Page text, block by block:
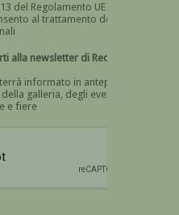
del Regolamento UE n.
dei
Devi dare il consenso
newsletter di Recta
informato in anteprima
galleria, degli eventi
e fiere